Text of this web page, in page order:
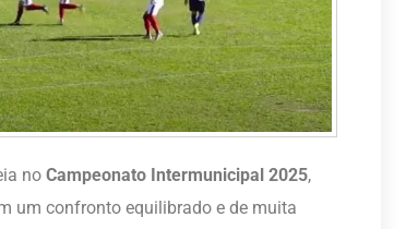
no Campeonato Intermunicipal 2025,
um confronto equilibrado e de muita